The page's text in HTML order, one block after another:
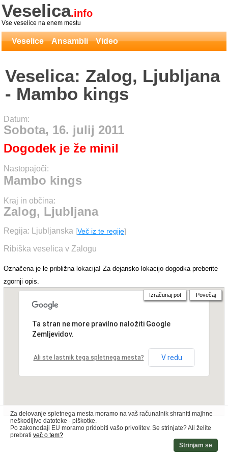
Veselica.info
Vse veselice na enem mestu
Veselice Ansambli Video
Veselica: Zalog, Ljubljana
- Mambo kings
Datum:
Sobota, 16. julij 2011
Dogodek je že minil
Nastopajoči:
Mambo kings
Kraj in občina:
Zalog, Ljubljana
Regija: Ljubljanska [Več iz te regije]
Ribiška veselica v Zalogu
Označena je le približna lokacija! Za dejansko lokacijo dogodka preberite
zgornji opis.
Ta stran ne more pravilno naložiti Google
Zemljevidov.
Ali ste lastnik tega spletnega mesta? V redu
Izračunaj pot Povečaj
Za delovanje spletnega mesta moramo na vaš računalnik shraniti majhne
neškodljive datoteke - piškotke.
Po zakonodaji EU moramo pridobiti vašo privolitev. Se strinjate? Ali želite
prebrati več o tem?
Strinjam se